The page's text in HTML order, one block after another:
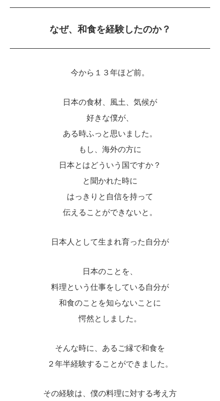
なぜ、和食を経験したのか？
今から１３年ほど前。
日本の食材、風土、気候が
好きな僕が、
ある時ふっと思いました。
もし、海外の方に
日本とはどういう国ですか？
と聞かれた時に
はっきりと自信を持って
伝えることができないと。
日本人として生まれ育った自分が
日本のことを、
料理という仕事をしている自分が
和食のことを知らないことに
愕然としました。
そんな時に、あるご縁で和食を
２年半経験することができました。
その経験は、僕の料理に対する考え方